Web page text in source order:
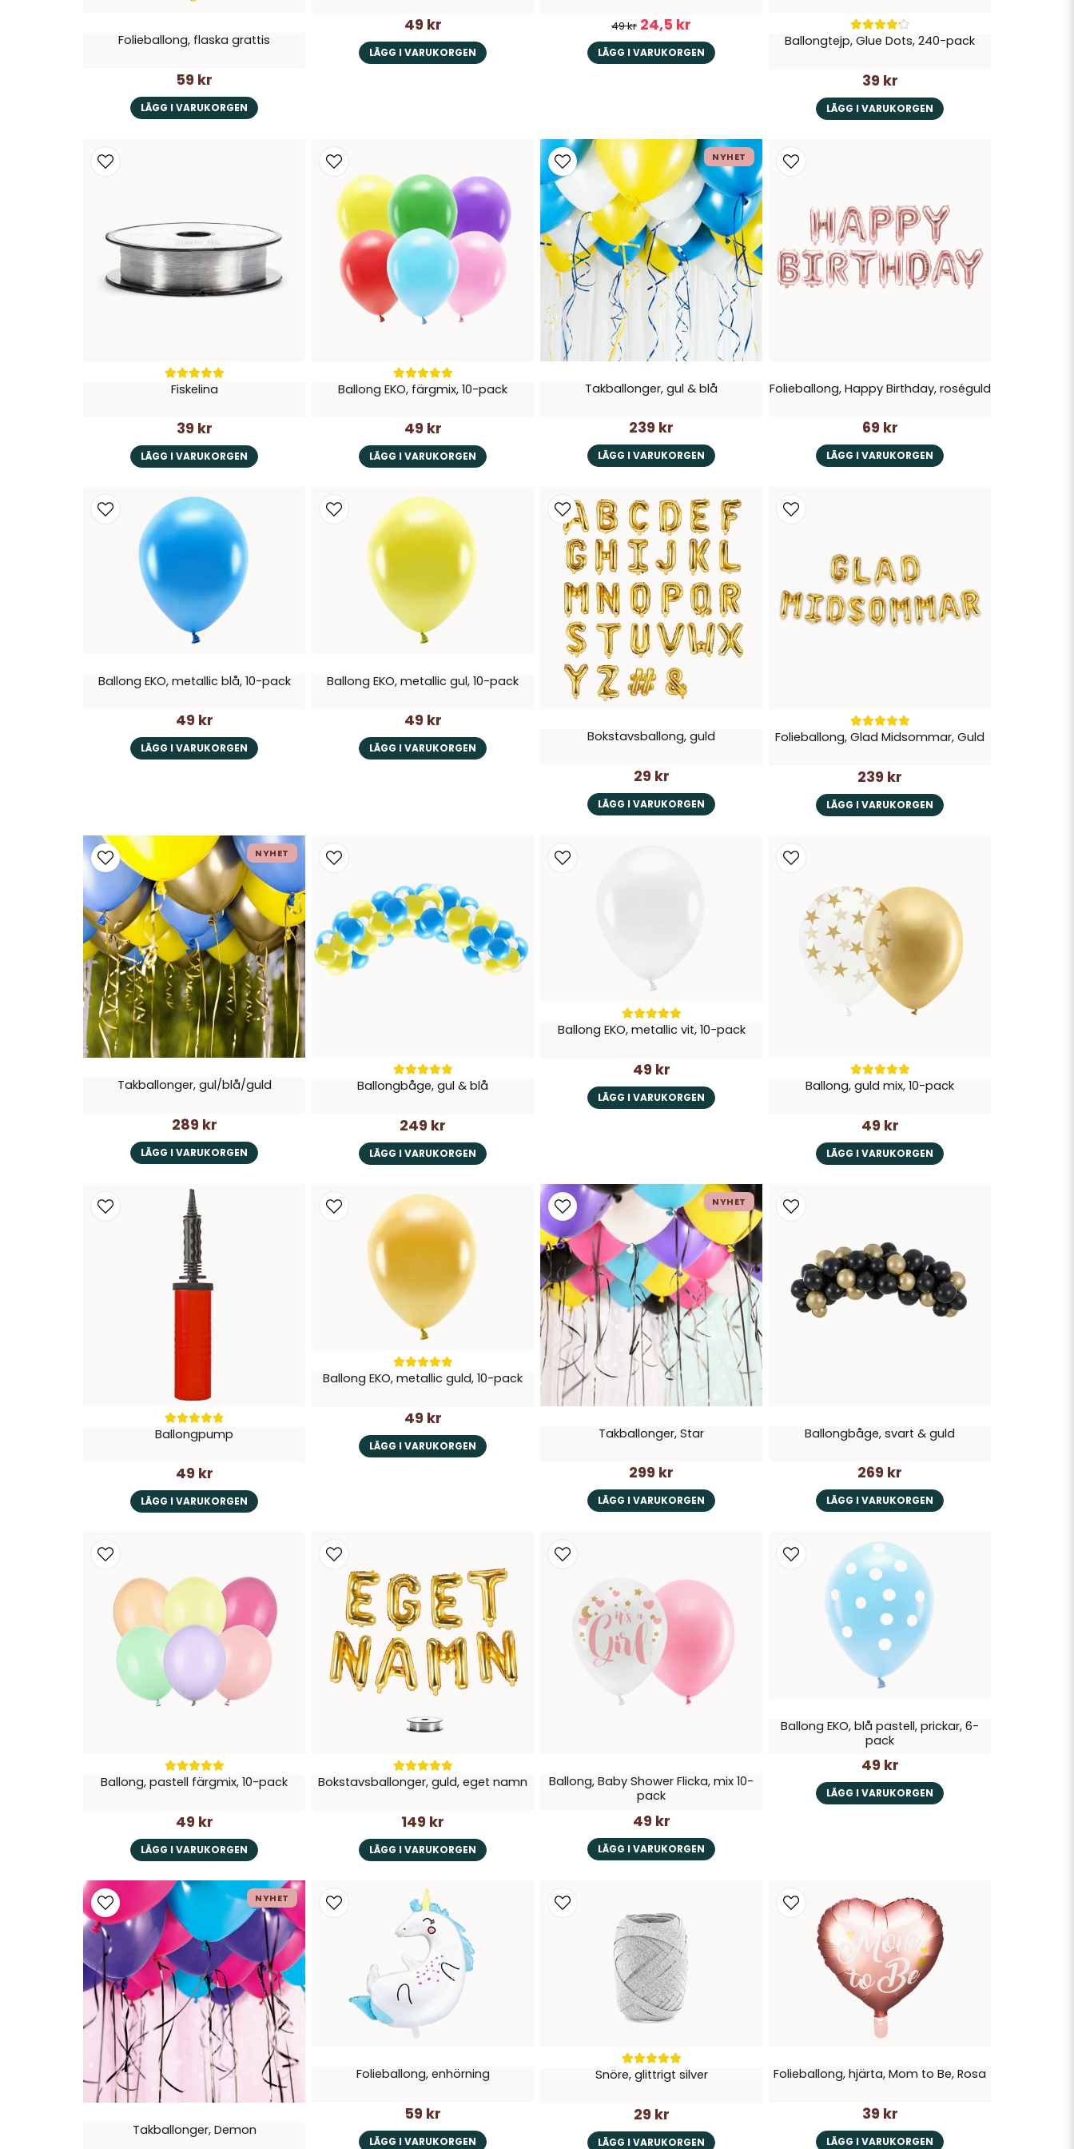
Folieballong, flaska grattis
59 kr
LÄGG I VARUKORGEN
49 kr
LÄGG I VARUKORGEN
49 kr 24,5 kr
LÄGG I VARUKORGEN
Ballongtejp, Glue Dots, 240-pack
39 kr
LÄGG I VARUKORGEN
Fiskelina
39 kr
LÄGG I VARUKORGEN
Ballong EKO, färgmix, 10-pack
49 kr
LÄGG I VARUKORGEN
Takballonger, gul & blå
239 kr
LÄGG I VARUKORGEN
NYHET
Folieballong, Happy Birthday, roséguld
69 kr
LÄGG I VARUKORGEN
Ballong EKO, metallic blå, 10-pack
49 kr
LÄGG I VARUKORGEN
Ballong EKO, metallic gul, 10-pack
49 kr
LÄGG I VARUKORGEN
Bokstavsballong, guld
29 kr
LÄGG I VARUKORGEN
Folieballong, Glad Midsommar, Guld
239 kr
LÄGG I VARUKORGEN
Takballonger, gul/blå/guld
289 kr
LÄGG I VARUKORGEN
NYHET
Ballongbåge, gul & blå
249 kr
LÄGG I VARUKORGEN
Ballong EKO, metallic vit, 10-pack
49 kr
LÄGG I VARUKORGEN
Ballong, guld mix, 10-pack
49 kr
LÄGG I VARUKORGEN
Ballongpump
49 kr
LÄGG I VARUKORGEN
Ballong EKO, metallic guld, 10-pack
49 kr
LÄGG I VARUKORGEN
Takballonger, Star
299 kr
LÄGG I VARUKORGEN
NYHET
Ballongbåge, svart & guld
269 kr
LÄGG I VARUKORGEN
Ballong, pastell färgmix, 10-pack
49 kr
LÄGG I VARUKORGEN
Bokstavsballonger, guld, eget namn
149 kr
LÄGG I VARUKORGEN
Ballong, Baby Shower Flicka, mix 10-
pack
49 kr
LÄGG I VARUKORGEN
Ballong EKO, blå pastell, prickar, 6-
pack
49 kr
LÄGG I VARUKORGEN
Takballonger, Demon
NYHET
Folieballong, enhörning
59 kr
LÄGG I VARUKORGEN
Snöre, glittrigt silver
29 kr
LÄGG I VARUKORGEN
Folieballong, hjärta, Mom to Be, Rosa
39 kr
LÄGG I VARUKORGEN